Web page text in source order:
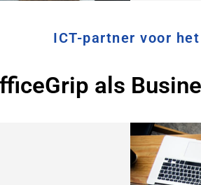
ICT-partner voor
als